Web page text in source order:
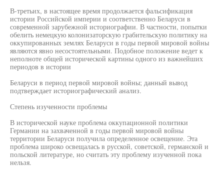
В-третьих, в настоящее время продолжается фальсификация
истории Российской империи и соответственно Беларуси в
современной зарубежной историографии. В частности, попытки
обелить немецкую колонизаторскую грабительскую политику на
оккупированных землях Беларуси в годы первой мировой войны
являются явно несостоятельными. Подобное положение ведет к
неполноте общей исторической картины одного из важнейших
периодов в истории
Беларуси в период первой мировой войны; данный вывод
подтверждает историографический анализ.
Степень изученности проблемы
В исторической науке проблема оккупационной политики
Германии на захваченной в годы первой мировой войны
территории Беларуси получила определенное освещение. Эта
проблема широко освещалась в русской, советской, германской и
польской литературе, но считать эту проблему изученной пока
нельзя.